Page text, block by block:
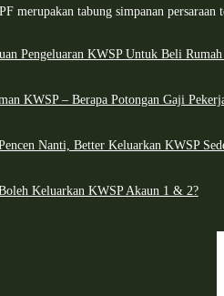
merupakan tabung simpanan persaraan
Pengeluaran KWSP Untuk Beli
KWSP – Berapa Potongan Gaji
Nanti, Better Keluarkan KWSP
Keluarkan KWSP Akaun 1 & 2?